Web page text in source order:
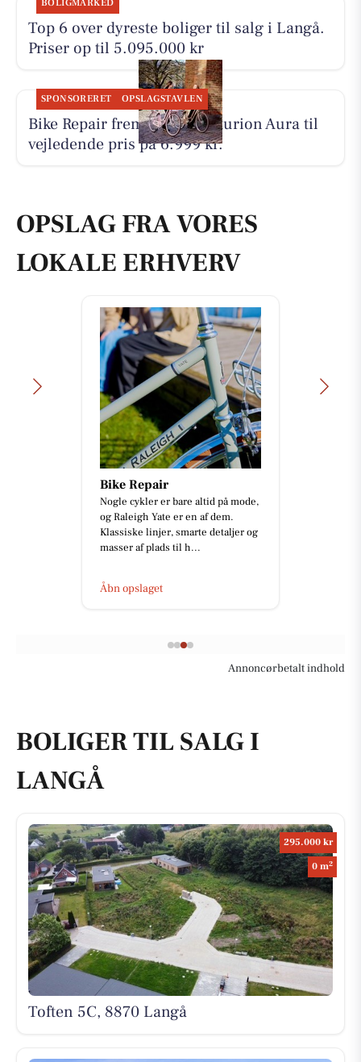
BOLIGMARKED
Top 6 over dyreste boliger til salg i Langå.
Priser op til 5.095.000 kr
SPONSORERET OPSLAGSTAVLEN
Bike Repair fremhæver Centurion Aura til
vejledende pris på 6.999 kr.
OPSLAG FRA VORES
LOKALE ERHVERV
Bike Repair
Nogle cykler er bare altid på mode,
og Raleigh Yate er en af dem.
Klassiske linjer, smarte detaljer og
masser af plads til h...
Åbn opslaget
Annoncørbetalt indhold
BOLIGER TIL SALG I
LANGÅ
295.000 kr
0 m2
Toften 5C, 8870 Langå